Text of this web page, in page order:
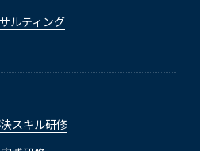
ルティング
スキル研修